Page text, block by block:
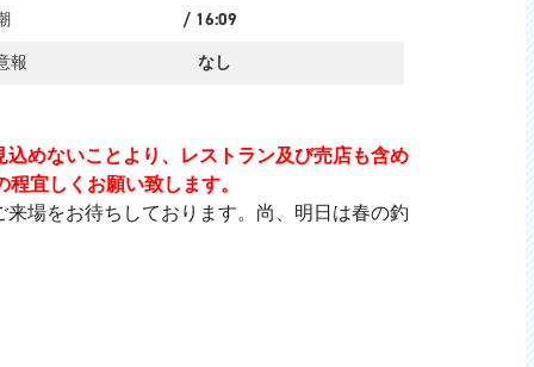
/ 16:09
報
なし
めないことより、レストラン及び売店も含め
宜しくお願い致します。
場をお待ちしております。尚、明日は春の釣